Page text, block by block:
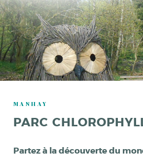
MANHAY
PARC
Partez à la découverte du